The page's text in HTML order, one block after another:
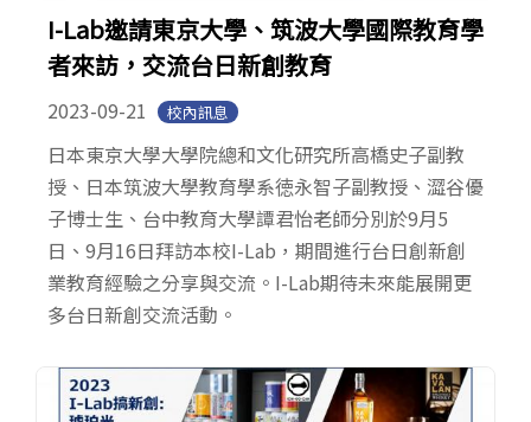
I-Lab邀請東京大學、筑波大學國際教育學
者來訪，交流台日新創教育
2023-09-21 校內訊息
日本東京大學大學院總和文化研究所高橋史子副教
授、日本筑波大學教育學系徳永智子副教授、澀谷優
子博士生、台中教育大學譚君怡老師分別於9月5
日、9月16日拜訪本校I-Lab，期間進行台日創新創
業教育經驗之分享與交流。I-Lab期待未來能展開更
多台日新創交流活動。